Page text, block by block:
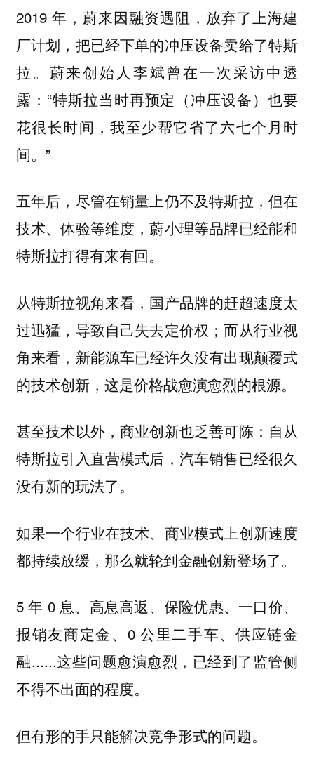
2019 年，蔚来因融资遇阻，放弃了上海建
厂计划，把已经下单的冲压设备卖给了特斯
拉。蔚来创始人李斌曾在一次采访中透
露：“特斯拉当时再预定（冲压设备）也要
花很长时间，我至少帮它省了六七个月时
间。”
五年后，尽管在销量上仍不及特斯拉，但在
技术、体验等维度，蔚小理等品牌已经能和
特斯拉打得有来有回。
从特斯拉视角来看，国产品牌的赶超速度太
过迅猛，导致自己失去定价权；而从行业视
角来看， 新能源车已经许久没有出现颠覆式
的技术创新，这是价格战愈演愈烈的根源。
甚至技术以外，商业创新也乏善可陈：自从
特斯拉引入直营模式后，汽车销售已经很久
没有新的玩法了。
如果一个行业在技术、商业模式上创新速度
都持续放缓，那么就轮到金融创新登场了。
5 年 0 息、高息高返、保险优惠、一口价、
报销友商定金、0 公里二手车、供应链金
融......这些问题愈演愈烈，已经到了监管侧
不得不出面的程度。
但有形的手只能解决竞争形式的问题。